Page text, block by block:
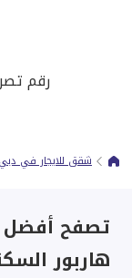
رقم
شقق للايجار في دبي
تصفح أفضل
هاربور